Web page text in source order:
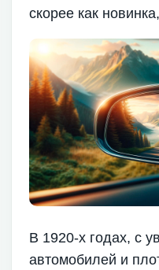
скорее как
В 1920-х годах, с
автомобилей и